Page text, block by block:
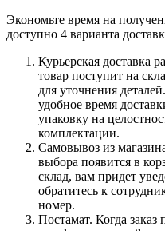
Экономьте время на
доступно 4 варианта
Курьерская доставка
товар поступит на
для уточнения
удобное время
упаковку на
комплектации.
Самовывоз из
выбора появится в
склад, вам придет
обратитесь к
номер.
Постамат. Когда